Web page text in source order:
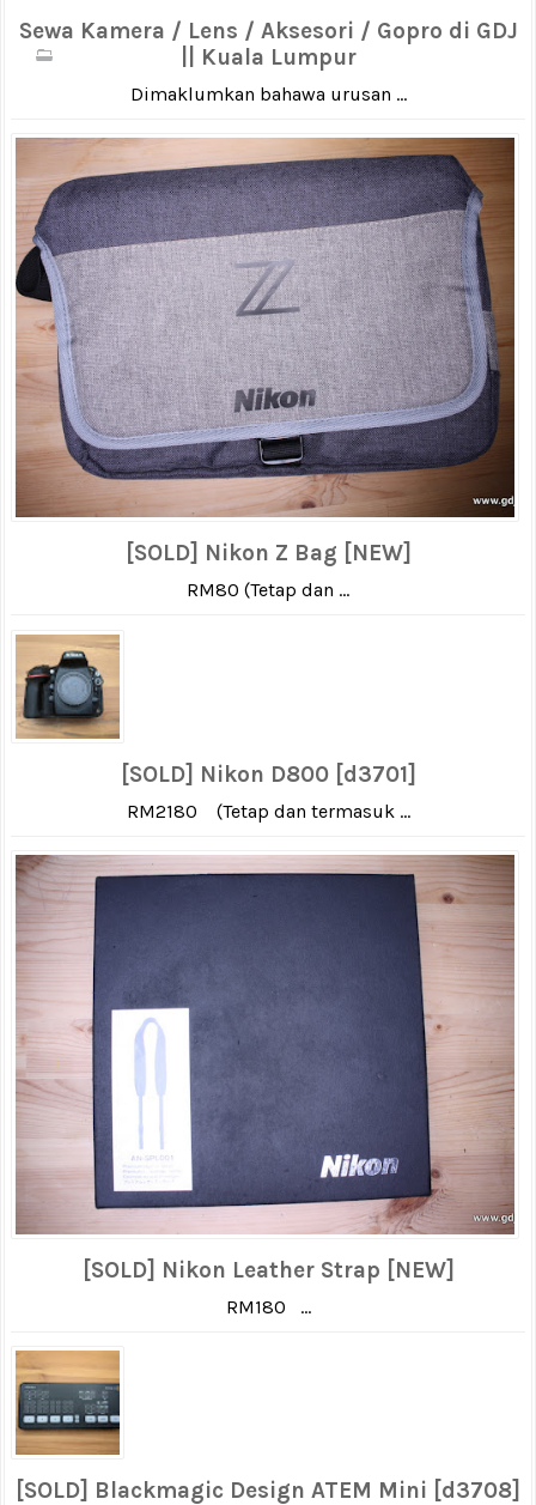
Sewa Kamera / Lens / Aksesori / Gopro di GDJ
|| Kuala Lumpur
Dimaklumkan bahawa urusan ...
[SOLD] Nikon Z Bag [NEW]
RM80 (Tetap dan ...
[SOLD] Nikon D800 [d3701]
RM2180 (Tetap dan termasuk ...
[SOLD] Nikon Leather Strap [NEW]
RM180 ...
[SOLD] Blackmagic Design ATEM Mini [d3708]